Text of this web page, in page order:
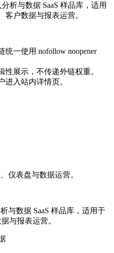
析与数据 SaaS 样品库，适用
客户数据与报表运营。
一使用 nofollow noopener
性展示，不传递外链权重。
进入站内详情页。
仪表盘与数据运营。
与数据 SaaS 样品库，适用于
与报表运营。